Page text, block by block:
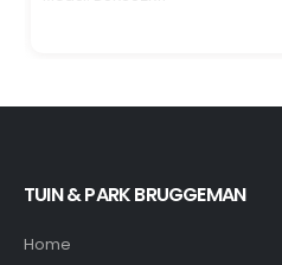
TUIN & PARK BRUGGEMAN
Home